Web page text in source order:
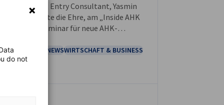
NEUIGKEITEN
Unsere Market Entry Consultant, Yasmin
Schneider, hatte die Ehre, am „Inside AHK
Einführungsseminar für neue AHK-
das bei der DIHK in Berlin
wurde.
EVENT AHK NEWSWIRTSCHAFT & BUSINESS
do not